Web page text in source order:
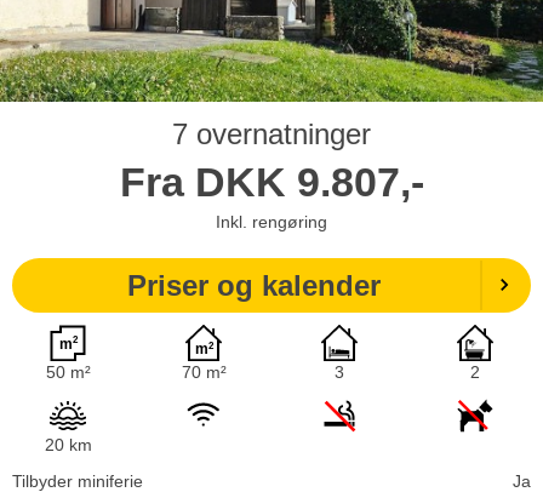
7 overnatninger
Fra DKK 9.807,-
Inkl. rengøring
Priser og kalender
50 m² 70 m² 3 2
20 km
Tilbyder miniferie
Ja